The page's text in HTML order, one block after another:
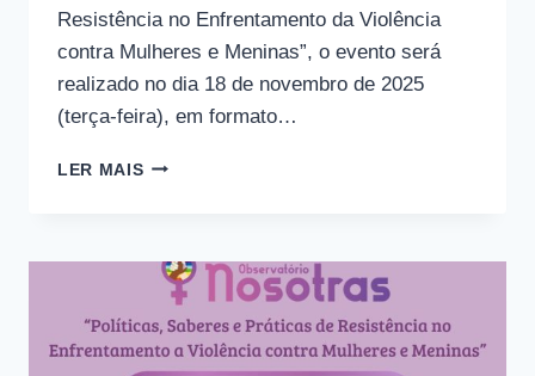
Resistência no Enfrentamento da Violência
contra Mulheres e Meninas”, o evento será
realizado no dia 18 de novembro de 2025
(terça-feira), em formato…
LER MAISESTÃO
PARA
SEMINÁRIO